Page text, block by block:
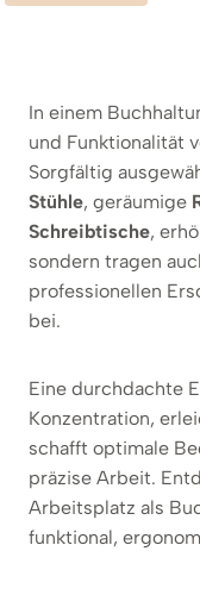
In einem
und Funktionalität
Sorgfältig
Stühle, geräumige
Schreibtische,
sondern tragen
professionellen
bei.
Eine durchdachte
Konzentration,
schafft optimale
präzise Arbeit.
Arbeitsplatz als
funktional,